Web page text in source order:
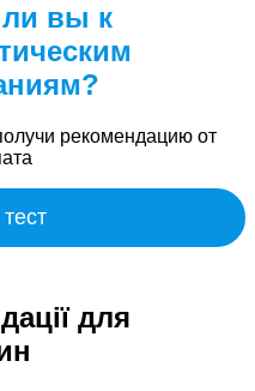
вы к
рекомендацию от
для